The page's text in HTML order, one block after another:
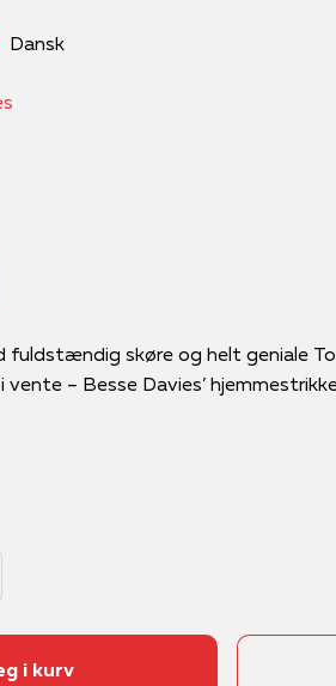
Dansk
fuldstændig skøre og helt geniale
vente – Besse Davies’
i kurv